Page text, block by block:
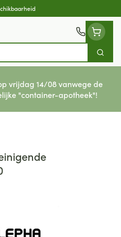
Zoek
vrijdag 14/08 vanwege de
"container-apotheek"!